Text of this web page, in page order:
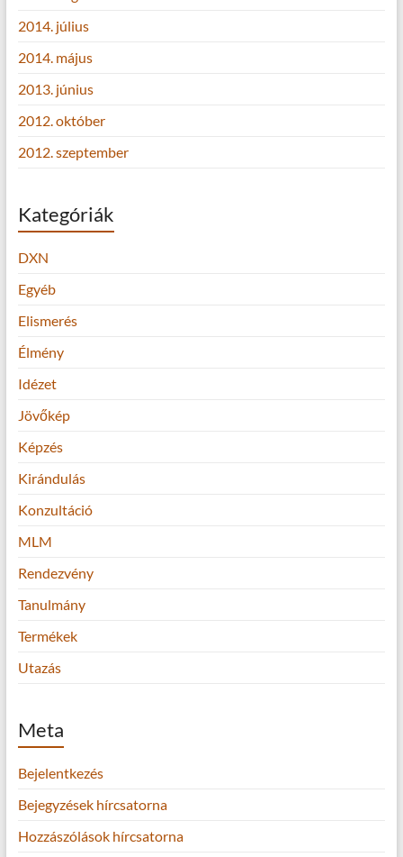
2014. július
2014. május
2013. június
2012. október
2012. szeptember
Kategóriák
DXN
Egyéb
Elismerés
Élmény
Idézet
Jövőkép
Képzés
Kirándulás
Konzultáció
MLM
Rendezvény
Tanulmány
Termékek
Utazás
Meta
Bejelentkezés
Bejegyzések hírcsatorna
Hozzászólások hírcsatorna